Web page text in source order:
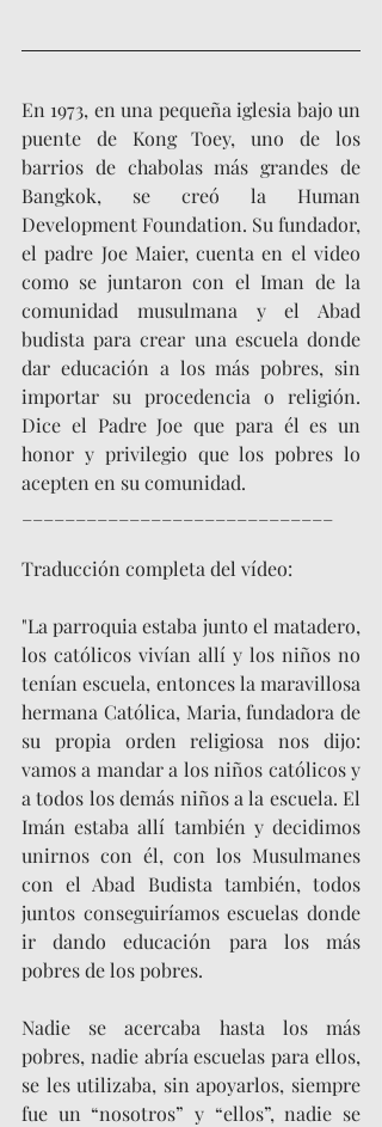
En 1973, en una pequeña iglesia bajo un
puente de Kong Toey, uno de los
barrios de chabolas más grandes de
Bangkok, se creó la Human
Development Foundation. Su fundador,
el padre Joe Maier, cuenta en el video
como se juntaron con el Iman de la
comunidad musulmana y el Abad
budista para crear una escuela donde
dar educación a los más pobres, sin
importar su procedencia o religión.
Dice el Padre Joe que para él es un
honor y privilegio que los pobres lo
acepten en su comunidad.
Traducción completa del vídeo:
"La parroquia estaba junto el matadero,
los católicos vivían allí y los niños no
tenían escuela, entonces la maravillosa
hermana Católica, Maria, fundadora de
su propia orden religiosa nos dijo:
vamos a mandar a los niños católicos y
a todos los demás niños a la escuela. El
Imán estaba allí también y decidimos
unirnos con él, con los Musulmanes
con el Abad Budista también, todos
juntos conseguiríamos escuelas donde
ir dando educación para los más
pobres de los pobres.
Nadie se acercaba hasta los más
pobres, nadie abría escuelas para ellos,
se les utilizaba, sin apoyarlos, siempre
fue un “nosotros” y “ellos”, nadie se